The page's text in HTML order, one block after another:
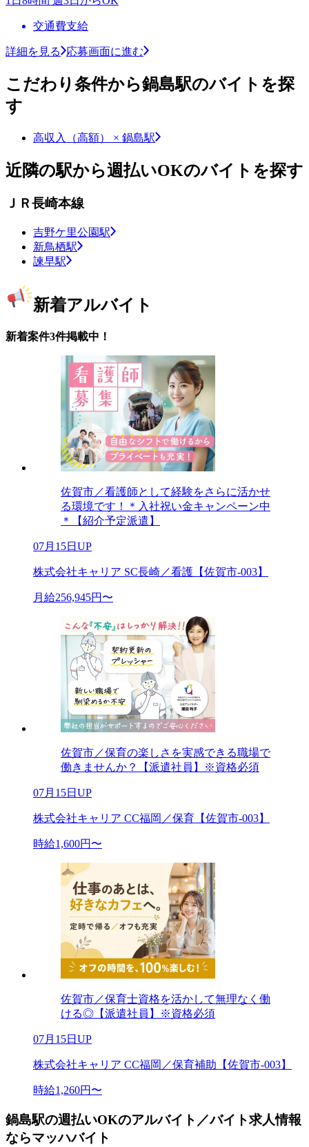
交通費支給
詳細を見る 応募画面に進む
こだわり条件から鍋島駅のバイトを探
す
高収入（高額） × 鍋島駅
近隣の駅から週払いOKのバイトを探す
ＪＲ長崎本線
吉野ケ里公園駅
新鳥栖駅
諫早駅
新着アルバイト
新着案件3件掲載中！
佐賀市／看護師として経験をさらに活かせ
る環境です！＊入社祝い金キャンペーン中
＊【紹介予定派遣】
07月15日UP
株式会社キャリア SC長崎／看護【佐賀市-003】
月給256,945円〜
佐賀市／保育の楽しさを実感できる職場で
働きませんか？【派遣社員】※資格必須
07月15日UP
株式会社キャリア CC福岡／保育【佐賀市-003】
時給1,600円〜
佐賀市／保育士資格を活かして無理なく働
ける◎【派遣社員】※資格必須
07月15日UP
株式会社キャリア CC福岡／保育補助【佐賀市-003】
時給1,260円〜
鍋島駅の週払いOKのアルバイト／バイト求人情報
ならマッハバイト